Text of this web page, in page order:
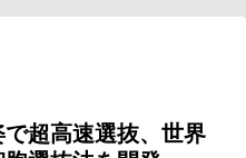
超高速選抜、世界